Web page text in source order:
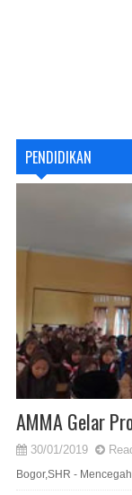
PENDIDIKAN
AMMA Gelar
30/01/2019
Bogor,SHR -